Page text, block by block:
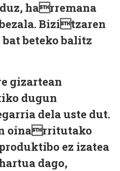
harremana
Bizitzaren
beteko balitz
gizartean
dugun
dela uste dut.
oinarritutako
ez izatea
dago,